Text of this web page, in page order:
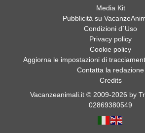
Media Kit
Pubblicità su
Condizioni d´Uso
Privacy policy
Cookie policy
Aggiorna le impostazioni di
Contatta la redazione
Credits
Vacanzeanimali.it © 2009-2026 by
02869380549